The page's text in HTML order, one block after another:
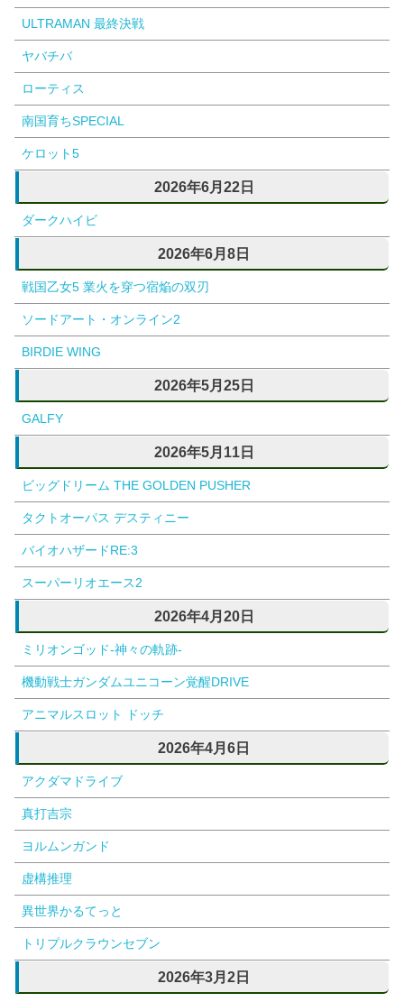
ULTRAMAN 最終決戦
ヤバチバ
ローティス
南国育ちSPECIAL
ケロット5
2026年6月22日
ダークハイビ
2026年6月8日
戦国乙女5 業火を穿つ宿焔の双刃
ソードアート・オンライン2
BIRDIE WING
2026年5月25日
GALFY
2026年5月11日
ビッグドリーム THE GOLDEN PUSHER
タクトオーパス デスティニー
バイオハザードRE:3
スーパーリオエース2
2026年4月20日
ミリオンゴッド-神々の軌跡-
機動戦士ガンダムユニコーン覚醒DRIVE
アニマルスロット ドッチ
2026年4月6日
アクダマドライブ
真打吉宗
ヨルムンガンド
虚構推理
異世界かるてっと
トリプルクラウンセブン
2026年3月2日